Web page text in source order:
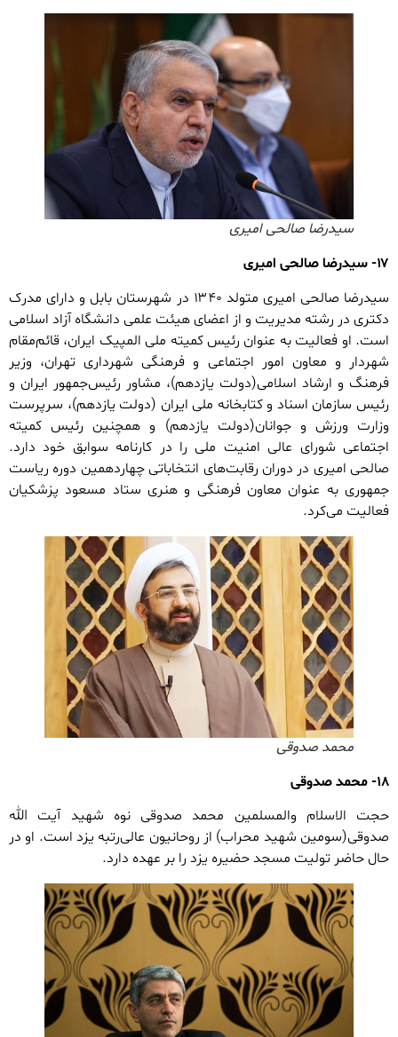
سیدرضا صالحی امیری
۱۷- سیدرضا صالحی امیری
سیدرضا صالحی امیری متولد ۱۳۴۰ در شهرستان بابل و دارای مدرک
دکتری در رشته مدیریت و از اعضای هیئت علمی دانشگاه آزاد اسلامی
است. او فعالیت به عنوان رئیس کمیته ملی المپیک ایران، قائم‌مقام
شهردار و معاون امور اجتماعی و فرهنگی شهرداری تهران، وزیر
فرهنگ و ارشاد اسلامی(دولت یازدهم)، مشاور رئیس‌جمهور ایران و
رئیس سازمان اسناد و کتابخانه ملی ایران (دولت یازدهم)، سرپرست
وزارت ورزش و جوانان(دولت یازدهم) و همچنین رئیس کمیته
اجتماعی شورای عالی امنیت ملی را در کارنامه سوابق خود دارد.
صالحی امیری در دوران رقابت‌های انتخاباتی چهاردهمین دوره ریاست
جمهوری به عنوان معاون فرهنگی و هنری ستاد مسعود پزشکیان
فعالیت می‌کرد.
محمد صدوقی
۱۸- محمد صدوقی
حجت الاسلام والمسلمین محمد صدوقی نوه شهید آیت الله
صدوقی(سومین شهید محراب) از روحانیون عالی‌رتبه یزد است. او در
حال حاضر تولیت مسجد حضیره یزد را بر عهده دارد.